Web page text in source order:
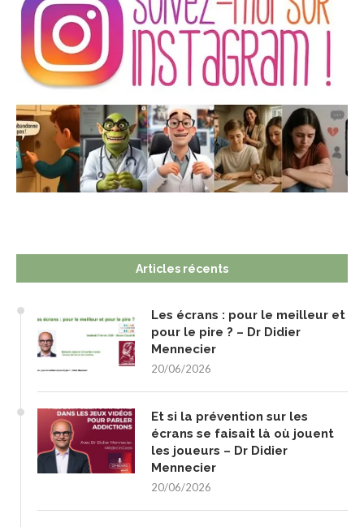
Articles récents
Les écrans : pour le meilleur et
pour le pire ? – Dr Didier
Mennecier
20/06/2026
Et si la prévention sur les
écrans se faisait là où jouent
les joueurs – Dr Didier
Mennecier
20/06/2026